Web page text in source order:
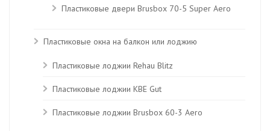
Пластиковые двери Brusbox 70-5 Super Aero
Пластиковые окна на балкон или лоджию
Пластиковые лоджии Rehau Blitz
Пластиковые лоджии КВЕ Gut
Пластиковые лоджии Brusbox 60-3 Aero